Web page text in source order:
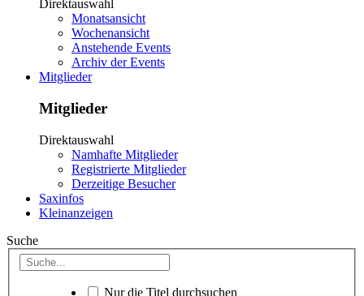
Direktauswahl
Monatsansicht
Wochenansicht
Anstehende Events
Archiv der Events
Mitglieder
Mitglieder
Direktauswahl
Namhafte Mitglieder
Registrierte Mitglieder
Derzeitige Besucher
Saxinfos
Kleinanzeigen
Suche
Nur die Titel durchsuchen